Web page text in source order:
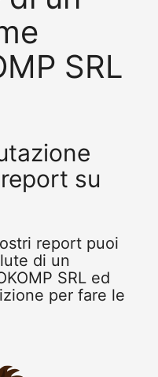
SRL
su
report puoi
di un
SRL ed
per fare le